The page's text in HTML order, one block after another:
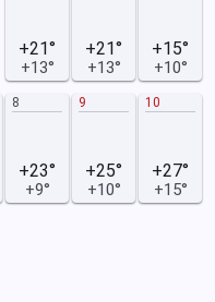
+21°
+13°
+21°
+13°
+15°
+10°
8
+23°
+9°
9
+25°
+10°
10
+27°
+15°